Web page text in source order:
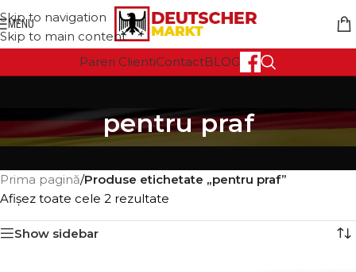
Skip to navigation
Skip to main content
MENU
Pareri ClientiContactBLOG
pentru praf
Prima pagină/Produse etichetate „pentru praf”
Afișez toate cele 2 rezultate
Show sidebar